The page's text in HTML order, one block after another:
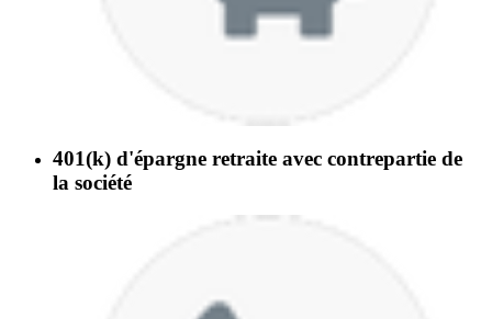
401(k) d'épargne retraite avec contrepartie de
la société